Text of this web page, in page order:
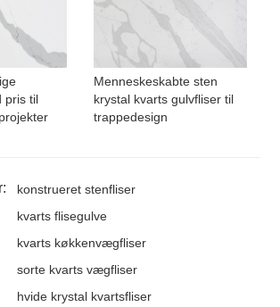
pris til
Menneskeskabte sten
krystal kvarts gulvfliser til
trappedesign
konstrueret stenfliser
kvarts flisegulve
kvarts køkkenvægfliser
sorte kvarts vægfliser
hvide krystal kvartsfliser